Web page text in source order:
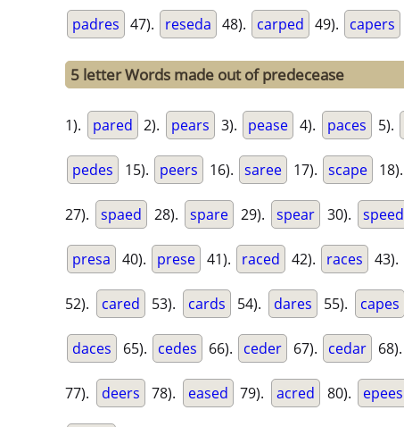
padres 47). reseda 48). carped 49). capers
5 letter Words made out of predecease
1). pared 2). pears 3). pease 4). paces 5).
pedes 15). peers 16). saree 17). scape 18).
27). spaed 28). spare 29). spear 30). speed
presa 40). prese 41). raced 42). races 43).
52). cared 53). cards 54). dares 55). capes
daces 65). cedes 66). ceder 67). cedar 68).
77). deers 78). eased 79). acred 80). epees